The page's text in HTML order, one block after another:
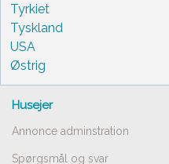
Tyrkiet
Tyskland
USA
Østrig
Husejer
Annonce adminstration
Spørgsmål og svar